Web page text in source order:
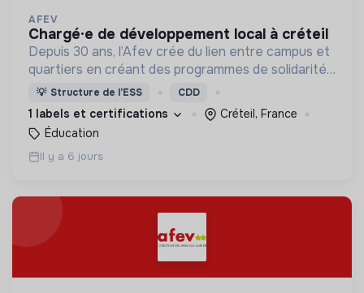
AFEV
chargé·e de développement local à créteil
Depuis 30 ans, l’Afev crée du lien entre campus et
quartiers en créant des programmes de solidarité
où des milliers d’étudiant·es s’engagent auprès des
jeunes.
💡 Structure de l’ESS CDD
1 labels et certifications
Créteil, France
Éducation
Il y a 6 jours